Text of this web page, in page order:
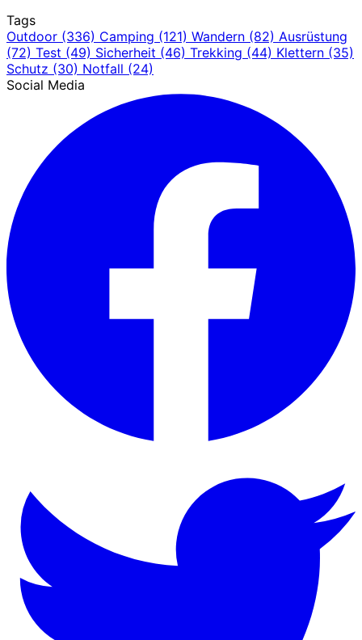
Tags
Outdoor (336) Camping (121) Wandern (82) Ausrüstung
(72) Test (49) Sicherheit (46) Trekking (44) Klettern (35)
Schutz (30) Notfall (24)
Social Media